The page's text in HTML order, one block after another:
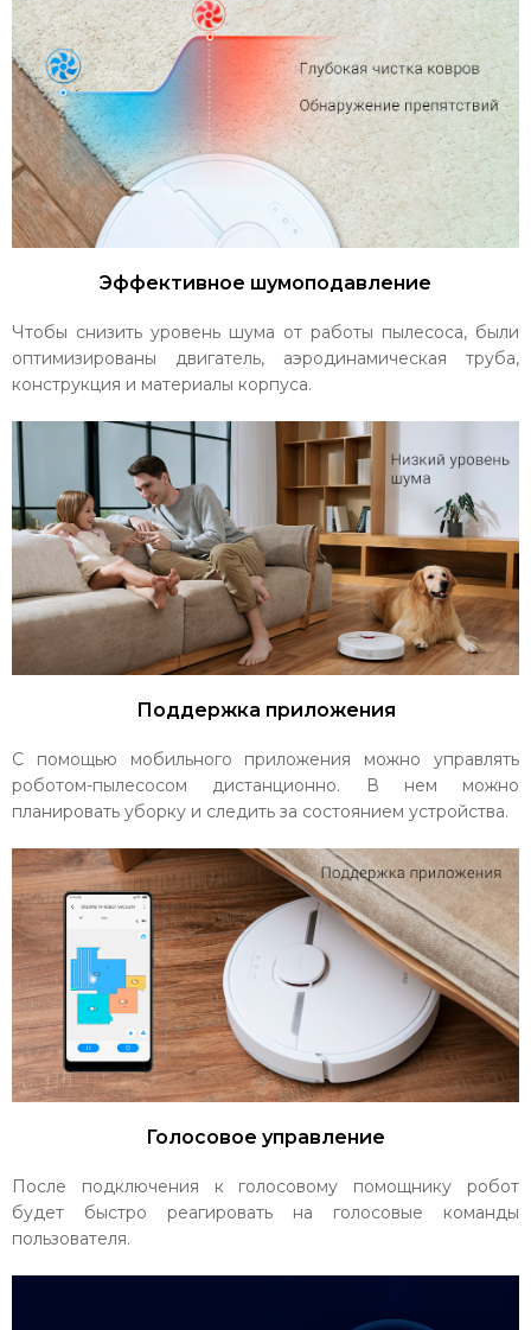
Эффективное шумоподавление
Чтобы снизить уровень шума от работы пылесоса, были
оптимизированы двигатель, аэродинамическая труба,
конструкция и материалы корпуса.
Поддержка приложения
С помощью мобильного приложения можно управлять
роботом-пылесосом дистанционно. В нем можно
планировать уборку и следить за состоянием устройства.
Голосовое управление
После подключения к голосовому помощнику робот
будет быстро реагировать на голосовые команды
пользователя.